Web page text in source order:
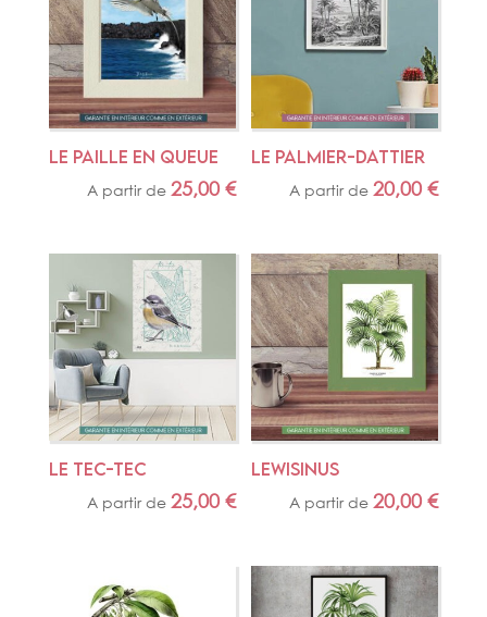
LE PAILLE EN QUEUE
A partir de 25,00 €
LE PALMIER-DATTIER
A partir de20,00€
LE TEC-TEC
A partir de 25,00 €
LEWISINUS
A partir de20,00€